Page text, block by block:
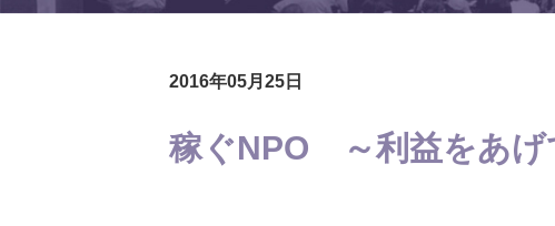
2016年05月25日
稼ぐNPO ～利益をあげ